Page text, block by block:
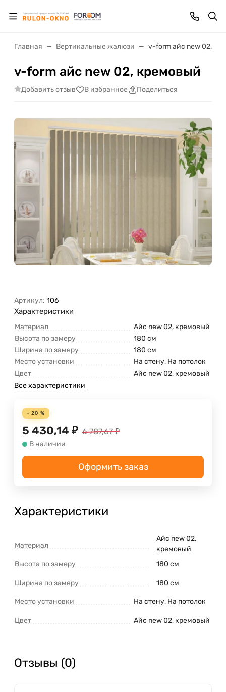
Главная Вертикальные жалюзи v-form айс new 02,
v-form айс new 02, кремовый
Добавить отзыв В избранное Поделиться
Артикул: 106
Характеристики
Материал
Айс new 02, кремовый
Высота по замеру
180 см
Ширина по замеру
180 см
Место установки
На стену, На потолок
Цвет
Айс new 02, кремовый
Все характеристики
- 20 %
5 430,14 ₽ 6 787,67 ₽
В наличии
Оформить заказ
Характеристики
Материал
Айс new 02,
кремовый
Высота по замеру
180 см
Ширина по замеру 180 см
Место установки На стену, На потолок
Цвет Айс new 02, кремовый
Отзывы (0)